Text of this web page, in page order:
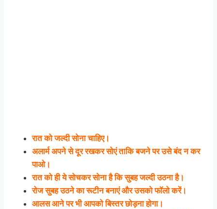
रात को जल्दी सोना चाहिए।
अलार्म अपने से दूर रखकर सोएं ताकि बजने पर उसे बंद न कर
पाओ।
रात को ही ये सोचकर सोना है कि सुबह जल्दी उठना है।
रोज सुबह उठने का रूटीन बनाएं और उसको फॉलो करें।
आलस आने पर भी आपको बिस्तर छोड़ना होगा।